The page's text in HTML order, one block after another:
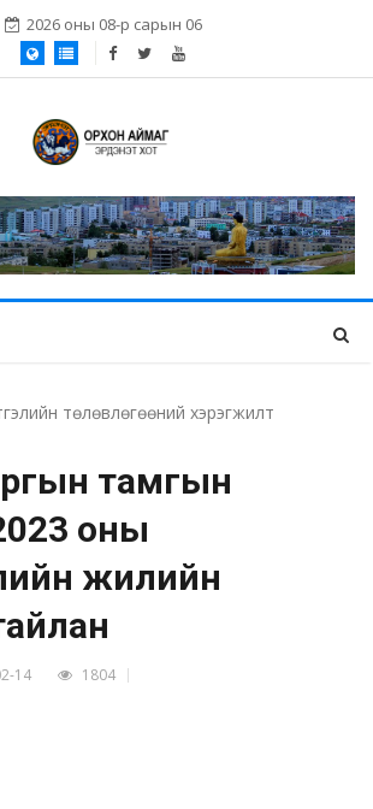
2026 оны 08-р сарын 06
төлөвлөгөөний хэрэгжилт
тамгын
оны
жилийн
14 1804